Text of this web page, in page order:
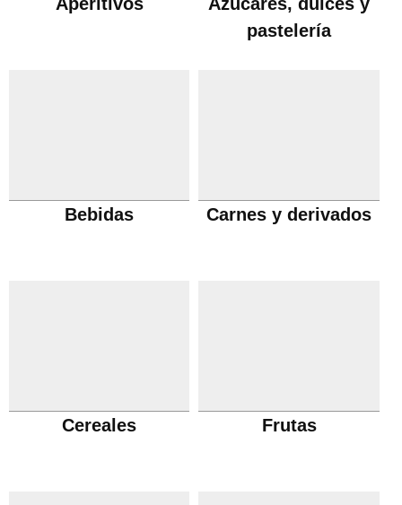
pastelería
Bebidas Carnes y derivados
Cereales Frutas